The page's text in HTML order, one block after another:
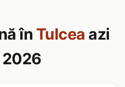
în Tulcea azi